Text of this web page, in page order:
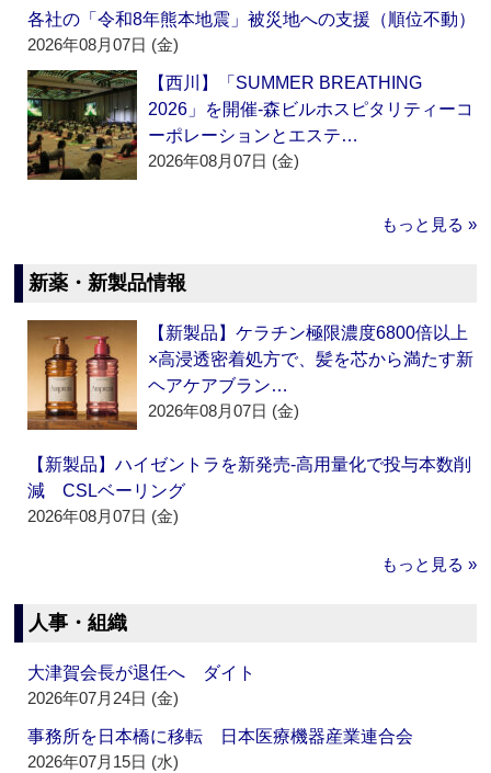
各社の「令和8年熊本地震」被災地への支援（順位不動）
2026年08月07日 (金)
【西川】「SUMMER BREATHING
2026」を開催‐森ビルホスピタリティーコ
ーポレーションとエステ…
2026年08月07日 (金)
もっと見る »
新薬・新製品情報
【新製品】ケラチン極限濃度6800倍以上
×高浸透密着処方で、髪を芯から満たす新
ヘアケアブラン…
2026年08月07日 (金)
【新製品】ハイゼントラを新発売‐高用量化で投与本数削
減 CSLベーリング
2026年08月07日 (金)
もっと見る »
人事・組織
大津賀会長が退任へ ダイト
2026年07月24日 (金)
事務所を日本橋に移転 日本医療機器産業連合会
2026年07月15日 (水)